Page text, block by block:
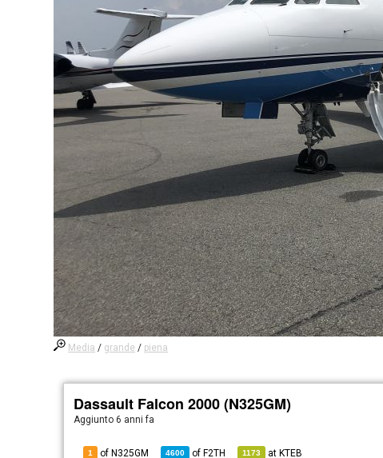
Media / grande / piena
Dassault Falcon 2000 (N325GM)
Aggiunto6 anni fa
1 of N325GM 4600 of F2TH 1173 at KTEB